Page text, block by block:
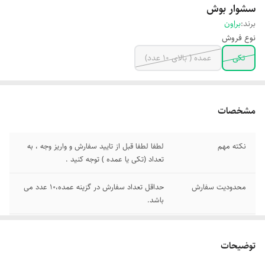
سشوار بوش
برند:براون
نوع فروش
تکی
عمده ( بالای 10 عدد)
مشخصات
نکته مهم
لطفا لطفا قبل از تایید سفارش و واریز وجه ، به
تعداد (تکی یا عمده ) توجه کنید .
محدودیت سفارش
حداقل تعداد سفارش در گزینه عمده،10 عدد می
باشد.
توضیحات